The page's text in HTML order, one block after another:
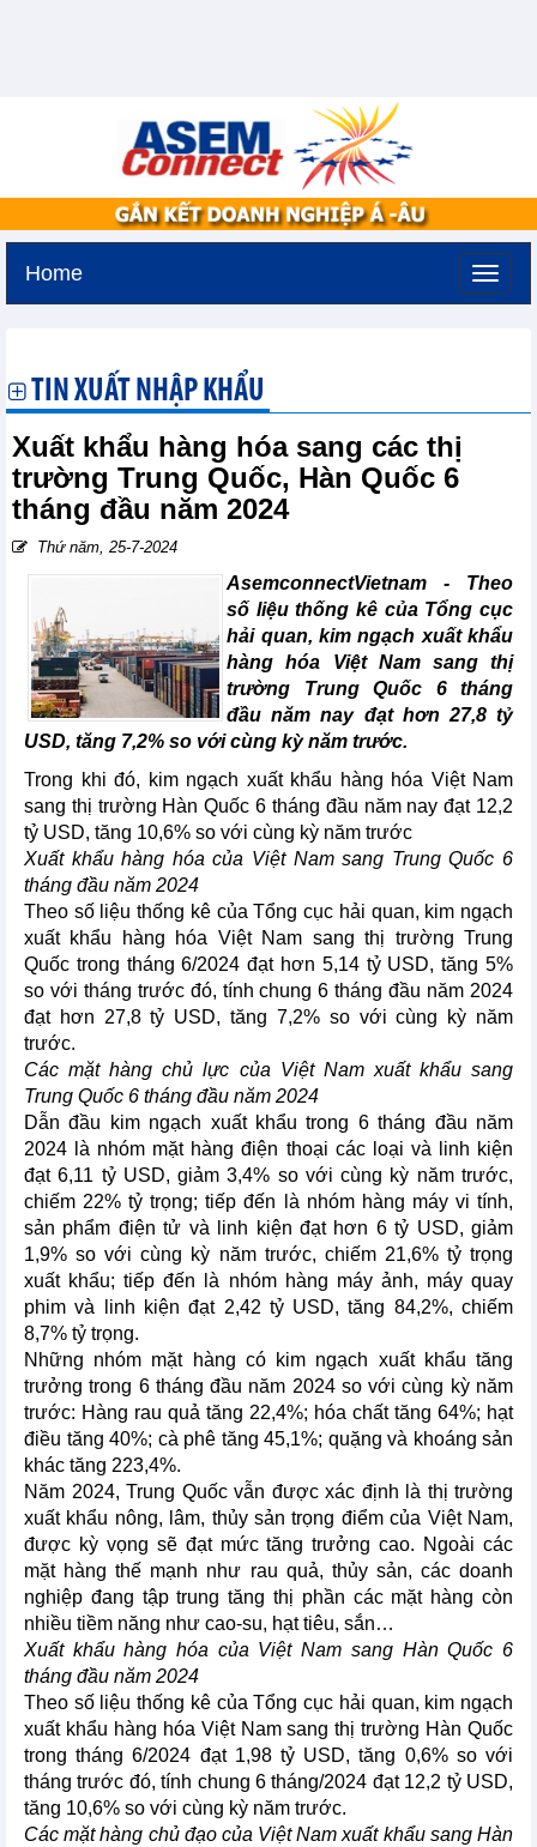
Home
TIN XUẤT NHẬP KHẨU
Xuất khẩu hàng hóa sang các thị
trường Trung Quốc, Hàn Quốc 6
tháng đầu năm 2024
Thứ năm, 25-7-2024
AsemconnectVietnam - Theo
số liệu thống kê của Tổng cục
hải quan, kim ngạch xuất khẩu
hàng hóa Việt Nam sang thị
trường Trung Quốc 6 tháng
đầu năm nay đạt hơn 27,8 tỷ
USD, tăng 7,2% so với cùng kỳ năm trước.
Trong khi đó, kim ngạch xuất khẩu hàng hóa Việt Nam
sang thị trường Hàn Quốc 6 tháng đầu năm nay đạt 12,2
tỷ USD, tăng 10,6% so với cùng kỳ năm trước
Xuất khẩu hàng hóa của Việt Nam sang Trung Quốc 6
tháng đầu năm 2024
Theo số liệu thống kê của Tổng cục hải quan, kim ngạch
xuất khẩu hàng hóa Việt Nam sang thị trường Trung
Quốc trong tháng 6/2024 đạt hơn 5,14 tỷ USD, tăng 5%
so với tháng trước đó, tính chung 6 tháng đầu năm 2024
đạt hơn 27,8 tỷ USD, tăng 7,2% so với cùng kỳ năm
trước.
Các mặt hàng chủ lực của Việt Nam xuất khẩu sang
Trung Quốc 6 tháng đầu năm 2024
Dẫn đầu kim ngạch xuất khẩu trong 6 tháng đầu năm
2024 là nhóm mặt hàng điện thoại các loại và linh kiện
đạt 6,11 tỷ USD, giảm 3,4% so với cùng kỳ năm trước,
chiếm 22% tỷ trọng; tiếp đến là nhóm hàng máy vi tính,
sản phẩm điện tử và linh kiện đạt hơn 6 tỷ USD, giảm
1,9% so với cùng kỳ năm trước, chiếm 21,6% tỷ trọng
xuất khẩu; tiếp đến là nhóm hàng máy ảnh, máy quay
phim và linh kiện đạt 2,42 tỷ USD, tăng 84,2%, chiếm
8,7% tỷ trọng.
Những nhóm mặt hàng có kim ngạch xuất khẩu tăng
trưởng trong 6 tháng đầu năm 2024 so với cùng kỳ năm
trước: Hàng rau quả tăng 22,4%; hóa chất tăng 64%; hạt
điều tăng 40%; cà phê tăng 45,1%; quặng và khoáng sản
khác tăng 223,4%.
Năm 2024, Trung Quốc vẫn được xác định là thị trường
xuất khẩu nông, lâm, thủy sản trọng điểm của Việt Nam,
được kỳ vọng sẽ đạt mức tăng trưởng cao. Ngoài các
mặt hàng thế mạnh như rau quả, thủy sản, các doanh
nghiệp đang tập trung tăng thị phần các mặt hàng còn
nhiều tiềm năng như cao-su, hạt tiêu, sắn…
Xuất khẩu hàng hóa của Việt Nam sang Hàn Quốc 6
tháng đầu năm 2024
Theo số liệu thống kê của Tổng cục hải quan, kim ngạch
xuất khẩu hàng hóa Việt Nam sang thị trường Hàn Quốc
trong tháng 6/2024 đạt 1,98 tỷ USD, tăng 0,6% so với
tháng trước đó, tính chung 6 tháng/2024 đạt 12,2 tỷ USD,
tăng 10,6% so với cùng kỳ năm trước.
Các mặt hàng chủ đạo của Việt Nam xuất khẩu sang Hàn